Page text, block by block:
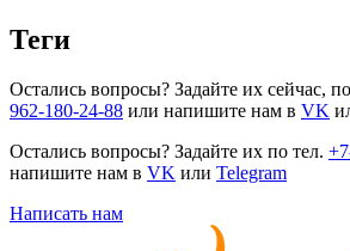
Теги
Остались вопросы? Задайте их сейчас,
962-180-24-88 или напишите нам в VK
Остались вопросы? Задайте их по тел.
напишите нам в VK или Telegram
Написать нам